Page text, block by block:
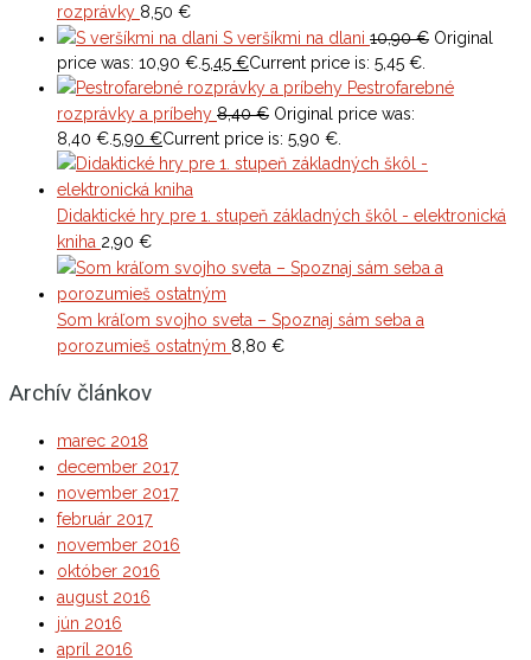
rozprávky 8,50 €
S veršíkmi na dlani 10,90€ Original
price was: 10,90 €.5,45 €Current price is: 5,45 €.
Pestrofarebné
rozprávky a príbehy 8,40€ Original price was:
8,40 €.5,90 €Current price is: 5,90 €.
Didaktické hry pre 1. stupeň základných škôl - elektronická
kniha 2,90 €
Som kráľom svojho sveta – Spoznaj sám seba a
porozumieš ostatným 8,80 €
Archív článkov
marec 2018
december 2017
november 2017
február 2017
november 2016
október 2016
august 2016
jún 2016
apríl 2016